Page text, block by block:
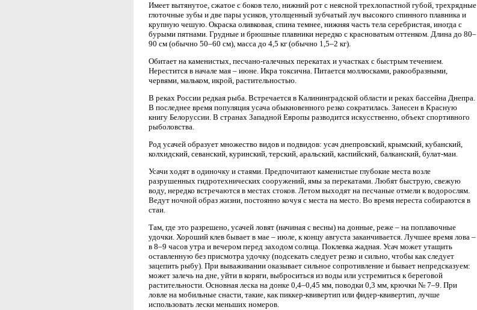
Имеет вытянутое, сжатое с боков тело, нижний рот с неясной трехлопастной губой, трехрядные
глоточные зубы и две пары усиков, утолщенный зубчатый луч высокого спинного плавника и
крупную чешую. Окраска оливковая, спина темнее, нижняя часть тела серебристая, иногда с
бурыми пятнами. Грудные и брюшные плавники нередко с красноватым оттенком. Длина до 80–
90 см (обычно 50–60 см), масса до 4,5 кг (обычно 1,5–2 кг).
Обитает на каменистых, песчано-галечных перекатах и участках с быстрым течением.
Нерестится в начале мая – июне. Икра токсична. Питается моллюсками, ракообразными,
червями, мальком, икрой, растительностью.
В реках России редкая рыба. Встречается в Калининградской области и реках бассейна Днепра.
В последнее время популяция усача обыкновенного резко сократилась. Занесен в Красную
книгу Белоруссии. В странах Западной Европы разводится искусственно, объект спортивного
рыболовства.
Род усачей образует множество видов и подвидов: усач днепровский, крымский, кубанский,
колхидский, севанский, куринский, терский, аральский, каспийский, балканский, булат-маи.
Усачи ходят в одиночку и стаями. Предпочитают каменистые глубокие места возле
разрушенных гидротехнических сооружений, ямы за перекатами. Любят быструю, свежую
воду, нередко встречаются в местах стоков. Летом выходят на песчаные отмели к водорослям.
Ведут ночной образ жизни, постоянно кочуя с места на место. Во время нереста собираются в
стаи.
Там, где это разрешено, усачей ловят (начиная с весны) на донные, реже – на поплавочные
удочки. Хороший клев бывает в мае – июле, к концу августа заканчивается. Лучшее время лова –
в 8–9 часов утра и вечером перед заходом солнца. Поклевка жадная. Усач может утащить
оставленную без присмотра удочку (подсекать следует резко и сильно, чтобы как следует
зацепить рыбу). При вываживании оказывает сильное сопротивление и бывает непредсказуем:
может залечь на дне, уйти в коряги, выброситься из воды или устремиться к береговой
растительности. Основная леска на донке 0,4–0,45 мм, поводки 0,3 мм, крючки № 7–9. При
ловле на мобильные снасти, такие, как пиккер-квивертип или фидер-квивертип, лучше
использовать лески меньших номеров.